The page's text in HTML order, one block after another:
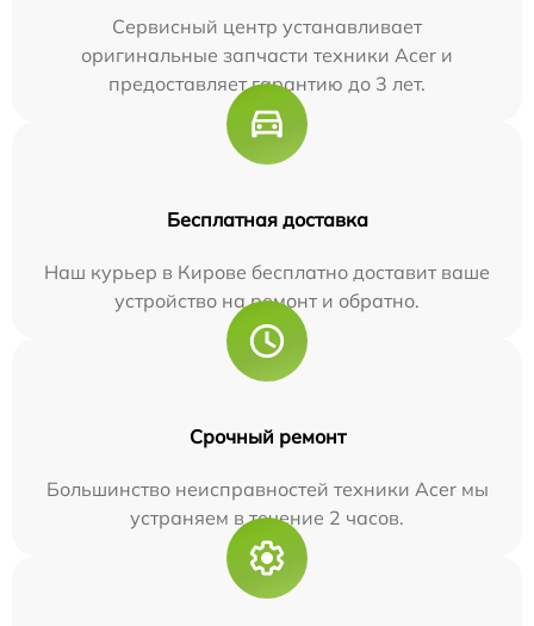
Сервисный центр устанавливает
оригинальные запчасти техники Acer и
предоставляет гарантию до 3 лет.
Бесплатная доставка
Наш курьер в Кирове бесплатно доставит ваше
устройство на ремонт и обратно.
Срочный ремонт
Большинство неисправностей техники Acer мы
устраняем в течение 2 часов.